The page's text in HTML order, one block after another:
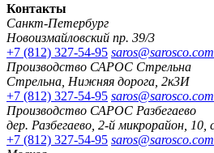
Контакты
Санкт-Петербург
Новоизмайловский пр. 39/3
+7 (812) 327-54-95 saros@sarosco.com
Производство САРОС Стрельна
Стрельна, Нижняя дорога, 2к3И
+7 (812) 327-54-95 saros@sarosco.com
Производство САРОС Разбегаево
дер. Разбегаево, 2-й микрорайон, 10,
+7 (812) 327-54-95 saros@sarosco.com